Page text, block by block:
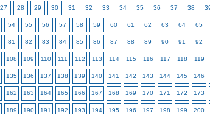
27 28 29 30 31 32 33 34 35 36 37 38
54 55 56 57 58 59 60 61 62 63 64 65
81 82 83 84 85 86 87 88 89 90 91 92
108 109 110 111 112 113 114 115 116 117 118 119
135 136 137 138 139 140 141 142 143 144 145 146
162 163 164 165 166 167 168 169 170 171 172 173
189 190 191 192 193 194 195 196 197 198 199 200